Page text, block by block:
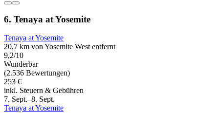
6. Tenaya at Yosemite
Tenaya at Yosemite
20,7 km von Yosemite West entfernt
9,2/10
Wunderbar
(2.536 Bewertungen)
253 €
inkl. Steuern & Gebühren
7. Sept.–8. Sept.
Tenaya at Yosemite